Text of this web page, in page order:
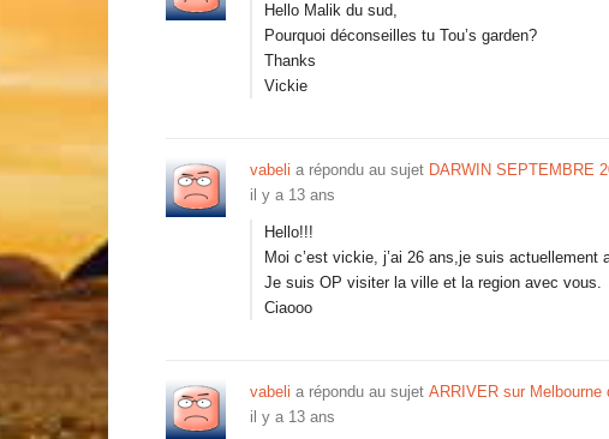
Hello Malik du sud,
Pourquoi déconseilles tu Tou’s garden?
Thanks
Vickie
vabeli a répondu au sujet DARWIN SEPTEMBRE
il y a 13 ans
Hello!!!
Moi c’est vickie, j’ai 26 ans,je suis actuellement
Je suis OP visiter la ville et la region avec vous.
Ciaooo
vabeli a répondu au sujet ARRIVER sur Melbourne
il y a 13 ans